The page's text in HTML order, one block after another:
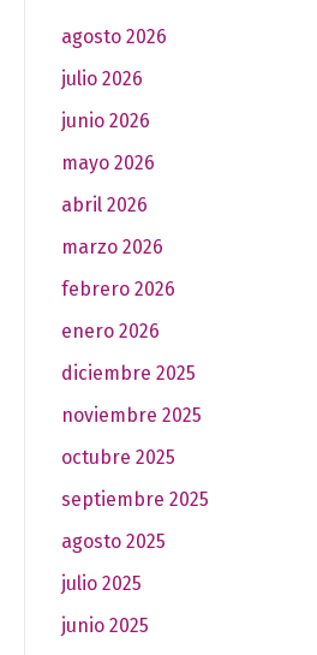
agosto 2026
julio 2026
junio 2026
mayo 2026
abril 2026
marzo 2026
febrero 2026
enero 2026
diciembre 2025
noviembre 2025
octubre 2025
septiembre 2025
agosto 2025
julio 2025
junio 2025